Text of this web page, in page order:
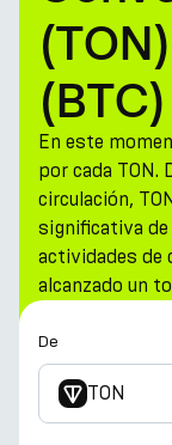
PARK
Recursos
(BTC)
En este
por cada TON.
circulación,
significativa de
actividades de
alcanzado un
De
TON